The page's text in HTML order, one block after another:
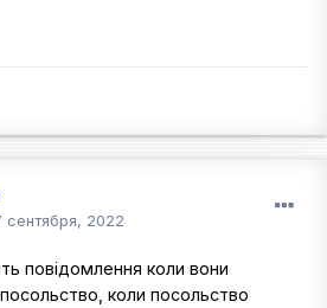
сентября, 2022
повідомлення коли вони
коли посольство